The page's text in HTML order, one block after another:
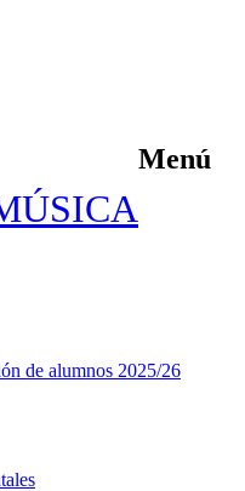
Menú
de alumnos 2025/26